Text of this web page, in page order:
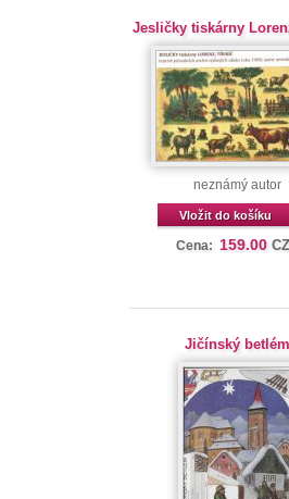
Jesličky tiskárny
neznámý autor
Vložit do košíku
Cena: 159.00
Jičínský